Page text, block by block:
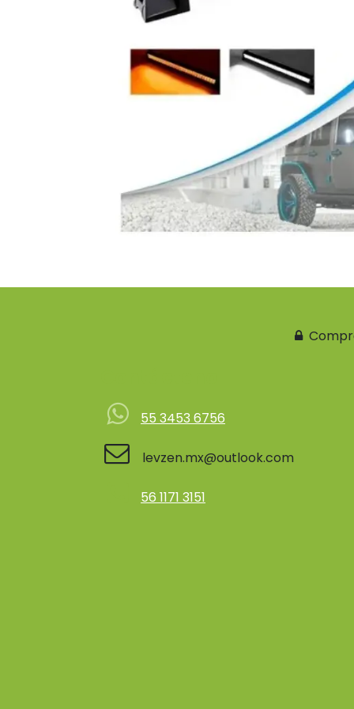
55 3453 6756
levzen.mx@outlook.com
56 1171 3151